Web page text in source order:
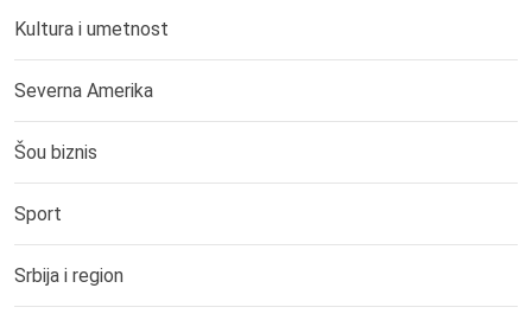
Kultura i umetnost
Severna Amerika
Šou biznis
Sport
Srbija i region